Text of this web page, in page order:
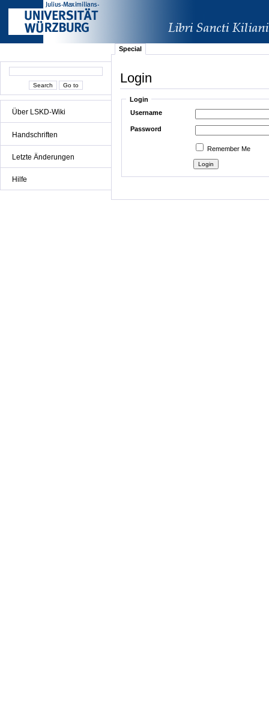
Über LSKD-Wiki
Handschriften
Letzte Änderungen
Hilfe
Special
Login
Login
Username
Password
Remember Me